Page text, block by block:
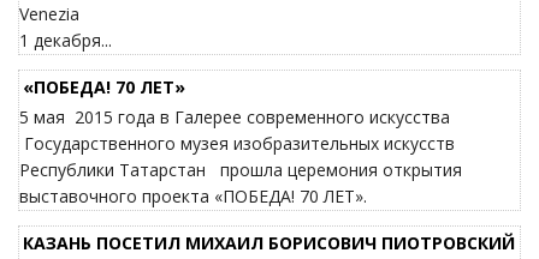
Venezia
1 декабря...
«ПОБЕДА! 70 ЛЕТ»
5 мая 2015 года в Галерее современного искусства
Государственного музея изобразительных искусств
Республики Татарстан прошла церемония открытия
выставочного проекта «ПОБЕДА! 70 ЛЕТ».
КАЗАНЬ ПОСЕТИЛ МИХАИЛ БОРИСОВИЧ ПИОТРОВСКИЙ